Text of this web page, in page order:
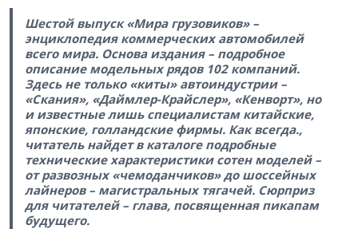
Шестой выпуск «Мира грузовиков» –
энциклопедия коммерческих автомобилей
всего мира. Основа издания – подробное
описание модельных рядов 102 компаний.
Здесь не только «киты» автоиндустрии –
«Скания», «Даймлер-Крайслер», «Кенворт», но
и известные лишь специалистам китайские,
японские, голландские фирмы. Как всегда.,
читатель найдет в каталоге подробные
технические характеристики сотен моделей –
от развозных «чемоданчиков» до шоссейных
лайнеров – магистральных тягачей. Сюрприз
для читателей – глава, посвященная пикапам
будущего.